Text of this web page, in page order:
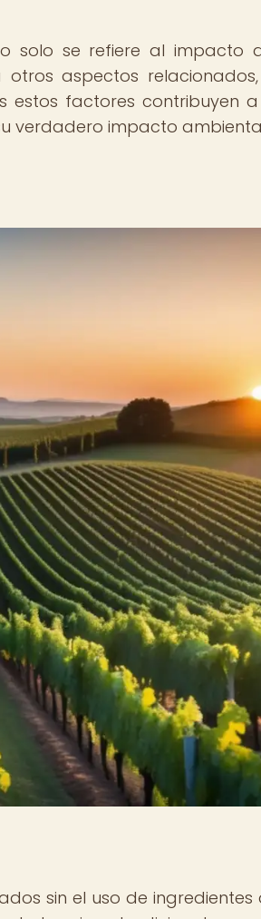
solo se refiere al impacto
aspectos
estos factores contribuyen
verdadero impacto
sin el uso de ingredientes